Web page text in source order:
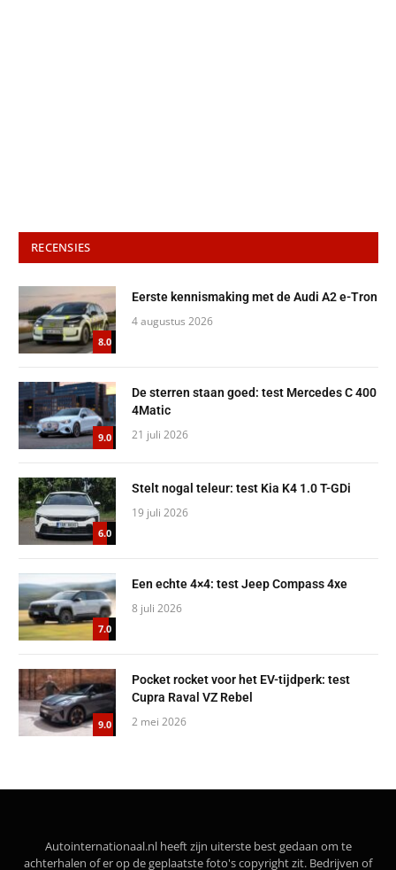
RECENSIES
8.0
Eerste kennismaking met de Audi A2 e-Tron
4 augustus 2026
9.0
De sterren staan goed: test Mercedes C 400
4Matic
21 juli 2026
6.0
Stelt nogal teleur: test Kia K4 1.0 T-GDi
19 juli 2026
7.0
Een echte 4×4: test Jeep Compass 4xe
8 juli 2026
9.0
Pocket rocket voor het EV-tijdperk: test
Cupra Raval VZ Rebel
2 mei 2026
Autointernationaal.nl heeft zijn uiterste best gedaan om te
achterhalen of er op de geplaatste foto's copyright zit. Bedrijven of